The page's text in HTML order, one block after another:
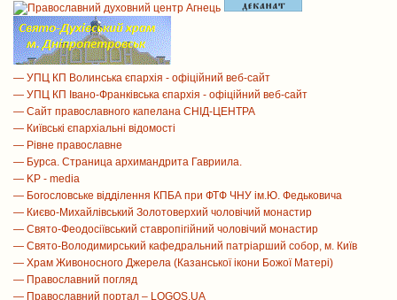
— УПЦ КП Волинська єпархія - офіційний веб-сайт
— УПЦ КП Івано-Франківська єпархія - офіційний веб-сайт
— Сайт православного капелана СНІД-ЦЕНТРА
— Київські єпархіальні відомості
— Рівне православне
— Бурса. Страница архимандрита Гавриила.
— KP - media
— Богословське відділення КПБА при ФТФ ЧНУ ім.Ю. Федьковича
— Києво-Михайлівський Золотоверхий чоловічий монастир
— Свято-Феодосіївський ставропігійний чоловічий монастир
— Свято-Володимирський кафедральний патріарший собор, м. Київ
— Храм Живоносного Джерела (Казанської ікони Божої Матері)
— Православний погляд
— Православний портал – LOGOS.UA